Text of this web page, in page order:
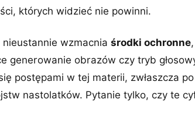
których widzieć nie powinni.
wzmacnia środki ochronne
generowanie obrazów czy tryb
postępami w tej materii, zwłaszcza
nastolatków. Pytanie tylko, czy te